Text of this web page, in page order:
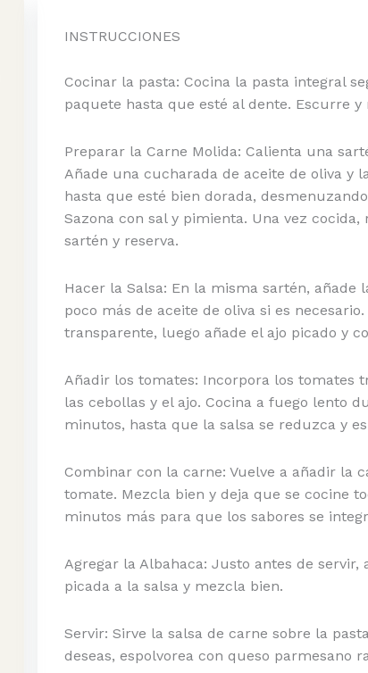
INSTRUCCIONES
Cocinar la pasta: Cocina la pasta integral
paquete hasta que esté al dente. Escurre y
Preparar la Carne Molida: Calienta una
Añade una cucharada de aceite de oliva y
hasta que esté bien dorada,
Sazona con sal y pimienta. Una vez
sartén y reserva.
Hacer la Salsa: En la misma sartén, añade
poco más de aceite de oliva si es
transparente, luego añade el ajo picado y
Añadir los tomates: Incorpora los tomates
las cebollas y el ajo. Cocina a fuego lento
minutos, hasta que la salsa se reduzca y
Combinar con la carne: Vuelve a añadir la
tomate. Mezcla bien y deja que se cocine
minutos más para que los sabores se
Agregar la Albahaca: Justo antes de servir,
picada a la salsa y mezcla bien.
Servir: Sirve la salsa de carne sobre la
deseas, espolvorea con queso parmesano